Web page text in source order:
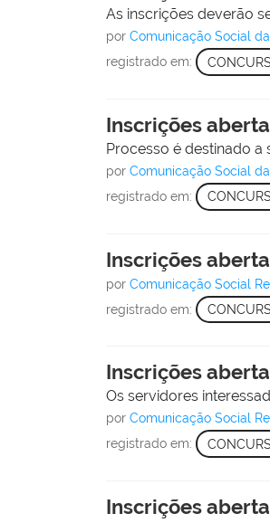
As inscrições deverão
porComunicação Social
registrado em:
Inscrições
Processo é destinado a
porComunicação Social
registrado em:
Inscrições
porComunicação Social
registrado em:
Inscrições
Os servidores
porComunicação Social
registrado em:
Inscrições